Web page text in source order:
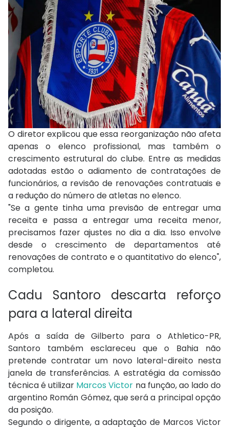
O diretor explicou que essa reorganização não afeta
apenas o elenco profissional, mas também o
crescimento estrutural do clube. Entre as medidas
adotadas estão o adiamento de contratações de
funcionários, a revisão de renovações contratuais e
a redução do número de atletas no elenco.
"Se a gente tinha uma previsão de entregar uma
receita e passa a entregar uma receita menor,
precisamos fazer ajustes no dia a dia. Isso envolve
desde o crescimento de departamentos até
renovações de contrato e o quantitativo do elenco",
completou.
Cadu Santoro descarta reforço
para a lateral direita
Após a saída de Gilberto para o Athletico-PR,
Santoro também esclareceu que o Bahia não
pretende contratar um novo lateral-direito nesta
janela de transferências. A estratégia da comissão
técnica é utilizar Marcos Victor na função, ao lado do
argentino Román Gómez, que será a principal opção
da posição.
Segundo o dirigente, a adaptação de Marcos Victor